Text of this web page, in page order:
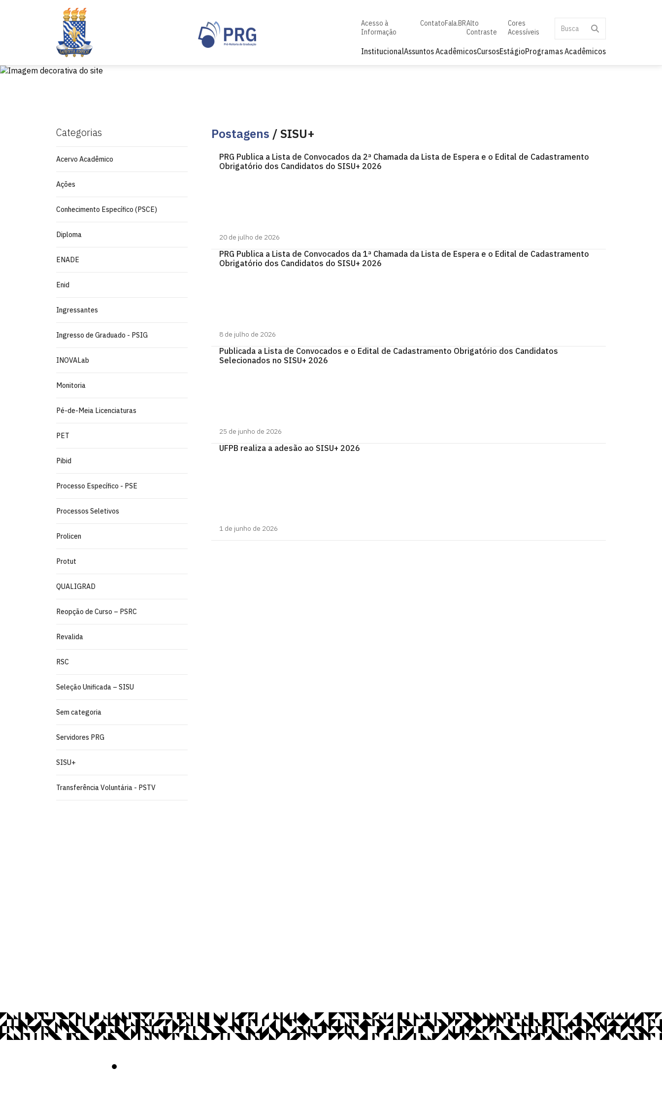
Acesso à
Informação
ContatoFala.BRAlto
Contraste
Cores
Acessíveis
InstitucionalAssuntos AcadêmicosCursosEstágioProgramas Acadêmicos
Categorias
Acervo Acadêmico
Ações
Conhecimento Específico (PSCE)
Diploma
ENADE
Enid
Ingressantes
Ingresso de Graduado - PSIG
INOVALab
Monitoria
Pé-de-Meia Licenciaturas
PET
Pibid
Processo Específico - PSE
Processos Seletivos
Prolicen
Protut
QUALIGRAD
Reopção de Curso – PSRC
Revalida
RSC
Seleção Unificada – SISU
Sem categoria
Servidores PRG
SISU+
Transferência Voluntária - PSTV
Postagens / SISU+
PRG Publica a Lista de Convocados da 2ª Chamada da Lista de Espera e o Edital de Cadastramento
Obrigatório dos Candidatos do SISU+ 2026
20 de julho de 2026
PRG Publica a Lista de Convocados da 1ª Chamada da Lista de Espera e o Edital de Cadastramento
Obrigatório dos Candidatos do SISU+ 2026
8 de julho de 2026
Publicada a Lista de Convocados e o Edital de Cadastramento Obrigatório dos Candidatos
Selecionados no SISU+ 2026
25 de junho de 2026
UFPB realiza a adesão ao SISU+ 2026
1 de junho de 2026